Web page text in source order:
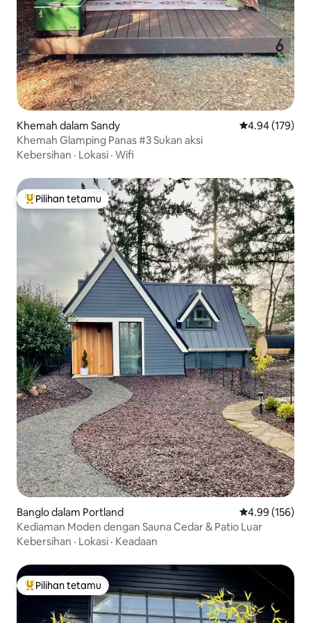
Khemah dalam Sandy Penarafan
4.94 (179)
Khemah Glamping Panas #3 Sukan aksi
Kebersihan · Lokasi · Wifi
Pilihan utama tetamu
Pilihan tetamu
Banglo dalam Portland Penarafan
4.99 (156)
Kediaman Moden dengan Sauna Cedar & Patio Luar
Kebersihan · Lokasi · Keadaan
Pilihan utama tetamu
Pilihan tetamu